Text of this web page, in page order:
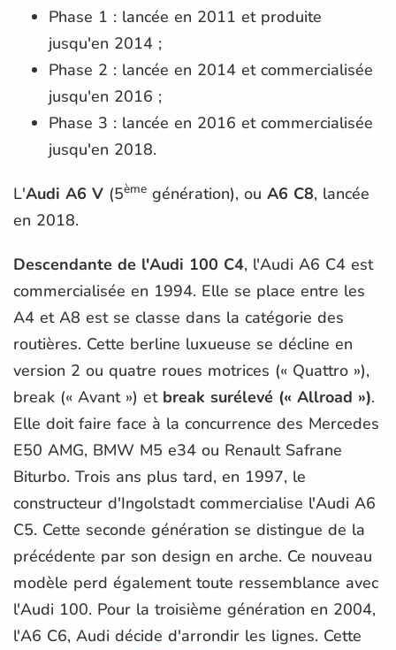
Phase 1 : lancée en 2011 et produite
jusqu'en 2014 ;
Phase 2 : lancée en 2014 et commercialisée
jusqu'en 2016 ;
Phase 3 : lancée en 2016 et commercialisée
jusqu'en 2018.
L'Audi A6 V (5ème génération), ou A6 C8, lancée
en 2018.
Descendante de l'Audi 100 C4, l'Audi A6 C4 est
commercialisée en 1994. Elle se place entre les
A4 et A8 est se classe dans la catégorie des
routières. Cette berline luxueuse se décline en
version 2 ou quatre roues motrices (« Quattro »),
break (« Avant ») et break surélevé (« Allroad »).
Elle doit faire face à la concurrence des Mercedes
E50 AMG, BMW M5 e34 ou Renault Safrane
Biturbo. Trois ans plus tard, en 1997, le
constructeur d'Ingolstadt commercialise l'Audi A6
C5. Cette seconde génération se distingue de la
précédente par son design en arche. Ce nouveau
modèle perd également toute ressemblance avec
l'Audi 100. Pour la troisième génération en 2004,
l'A6 C6, Audi décide d'arrondir les lignes. Cette